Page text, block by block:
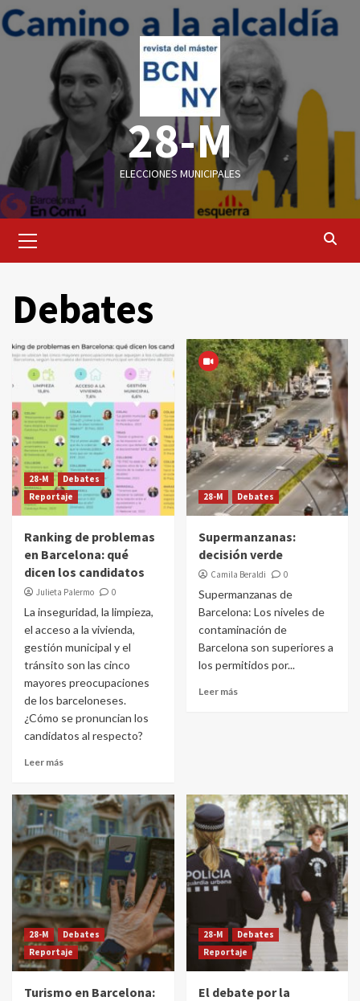
Saltar
al
28-M
ELECCIONES MUNICIPALES
primario
Debates
28-M
Debates
Reportaje
Ranking de problemas
en Barcelona: qué
dicen los candidatos
Julieta Palermo 0
La inseguridad, la limpieza,
el acceso a la vivienda,
gestión municipal y el
tránsito son las cinco
mayores preocupaciones
de los barceloneses.
¿Cómo se pronuncian los
candidatos al respecto?
Leer más
28-M Debates
Supermanzanas:
decisión verde
Camila Beraldi 0
Supermanzanas de
Barcelona: Los niveles de
contaminación de
Barcelona son superiores a
los permitidos por...
Leer más
28-M
Debates
Reportaje
Turismo en Barcelona:
28-M
Debates
Reportaje
El debate por la